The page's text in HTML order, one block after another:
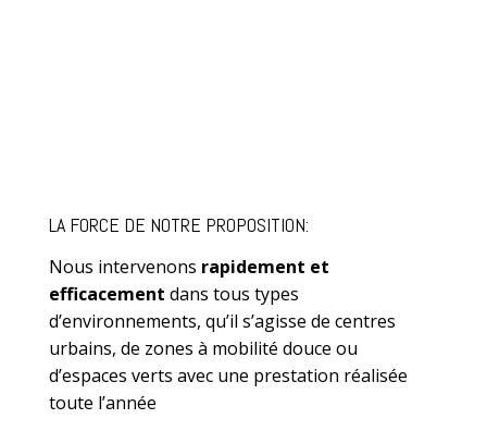
LA FORCE DE NOTRE PROPOSITION:
Nous intervenonsrapidement et
efficacementdans tous types
d’environnements, qu’il s’agisse de centres
urbains, de zones à mobilité douce ou
d’espaces verts avec une prestation réalisée
toute l’année